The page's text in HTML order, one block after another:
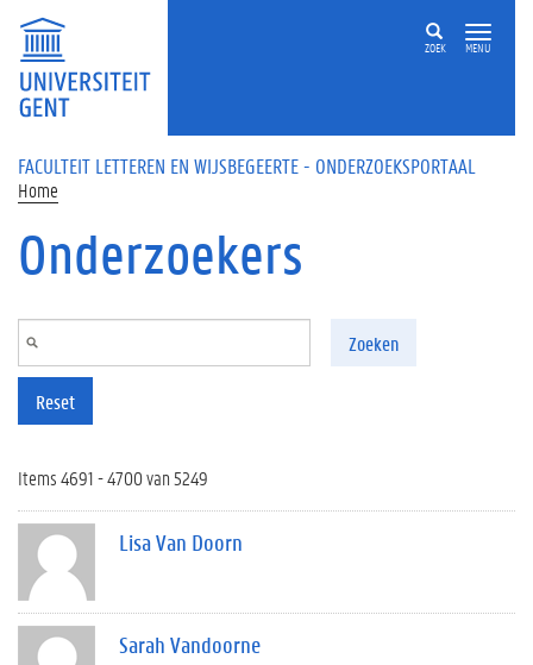
Overslaan en naar de inhoud gaan
ZOEK MENU
FACULTEIT LETTEREN EN WIJSBEGEERTE - ONDERZOEKSPORTAAL
Home
Onderzoekers
Zoeken
Reset
Items 4691 - 4700 van 5249
Lisa Van Doorn
Sarah Vandoorne